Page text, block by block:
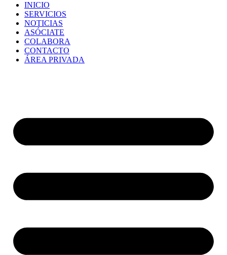
INICIO
SERVICIOS
NOTICIAS
ASÓCIATE
COLABORA
CONTACTO
ÁREA PRIVADA